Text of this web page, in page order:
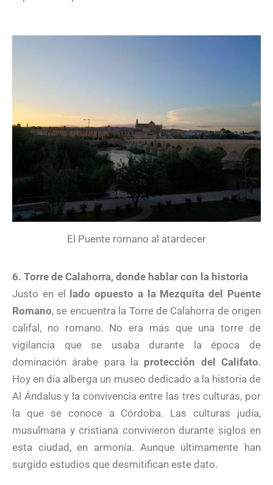
El Puente romano al atardecer
6. Torre de Calahorra, donde hablar con la historia
Justo en el lado opuesto a la Mezquita del Puente
Romano, se encuentra la Torre de Calahorra de origen
califal, no romano. No era más que una torre de
vigilancia que se usaba durante la época de
dominación árabe para la protección del Califato.
Hoy en día alberga un museo dedicado a la historia de
Al Ándalus y la convivencia entre las tres culturas, por
la que se conoce a Córdoba. Las culturas judía,
musulmana y cristiana convivieron durante siglos en
esta ciudad, en armonía. Aunque últimamente han
surgido estudios que desmitifican este dato.